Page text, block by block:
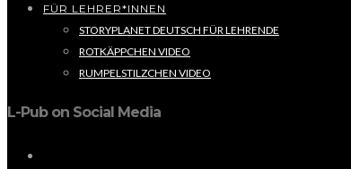
FÜR LEHRER*INNEN
STORYPLANET DEUTSCH FÜR LEHRENDE
ROTKÄPPCHEN VIDEO
RUMPELSTILZCHEN VIDEO
L-Pub on Social Media